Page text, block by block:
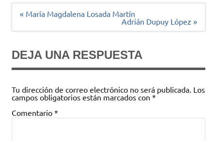
Navegación
« María Magdalena Losada Martín
Adrián Dupuy López »
DEJA UNA RESPUESTA
Tu dirección de correo electrónico no será publicada. Los
campos obligatorios están marcados con *
Comentario *